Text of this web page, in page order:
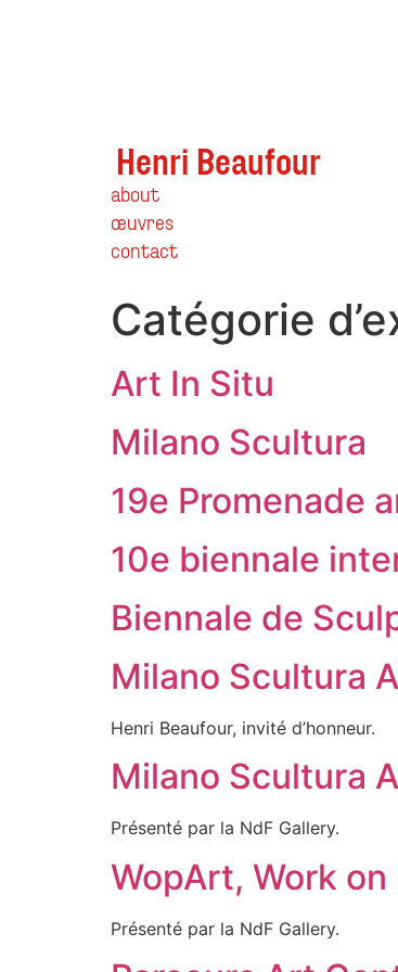
Henri Beaufour
about
œuvres
contact
Catégorie
Art In Situ
Milano Scultura
19e Promenade
10e biennale
Biennale de
Milano Scultura
Henri Beaufour, invité d’honneur.
Milano Scultura
Présenté par la NdF Gallery.
WopArt, Work
Présenté par la NdF Gallery.